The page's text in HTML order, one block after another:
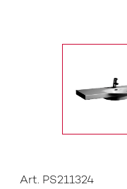
Art. PS211324